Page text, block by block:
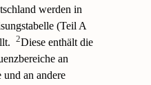
werden in
(Teil A
2Diese enthält die
an
und an andere